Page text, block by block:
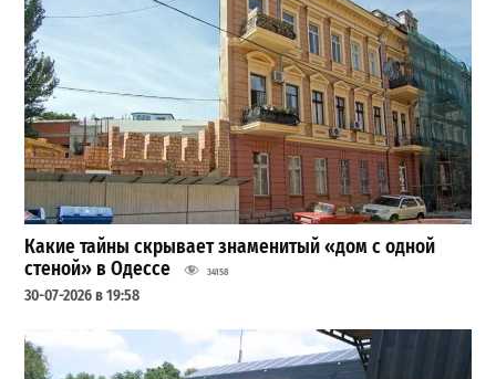
Какие тайны скрывает знаменитый «дом с одной
стеной» в Одессе
34158
30-07-2026 в 19:58